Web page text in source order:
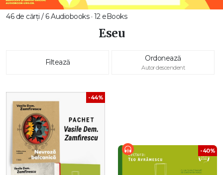
46 de cărți / 6 Audiobooks · 12 eBooks
Eseu
Filtează Ordonează
Autor descendent
-44%
-40%